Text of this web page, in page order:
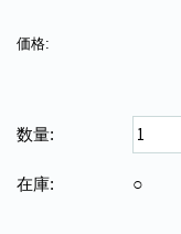
価格:
数量:
在庫: ○